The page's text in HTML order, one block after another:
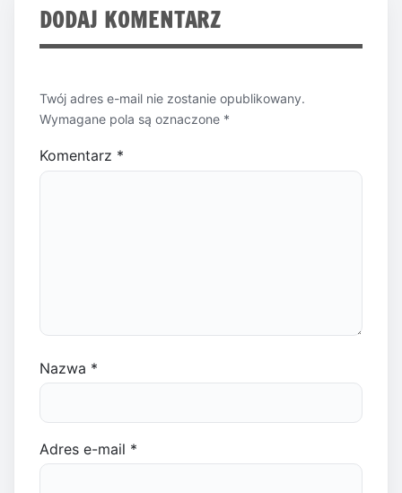
DODAJ KOMENTARZ
Twój adres e-mail nie zostanie opublikowany.
Wymagane pola są oznaczone *
Komentarz *
Nazwa *
Adres e-mail *